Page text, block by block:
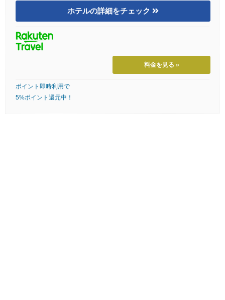
ホテルの詳細をチェック
料金を見る »
ポイント即時利用で
5%ポイント還元中！